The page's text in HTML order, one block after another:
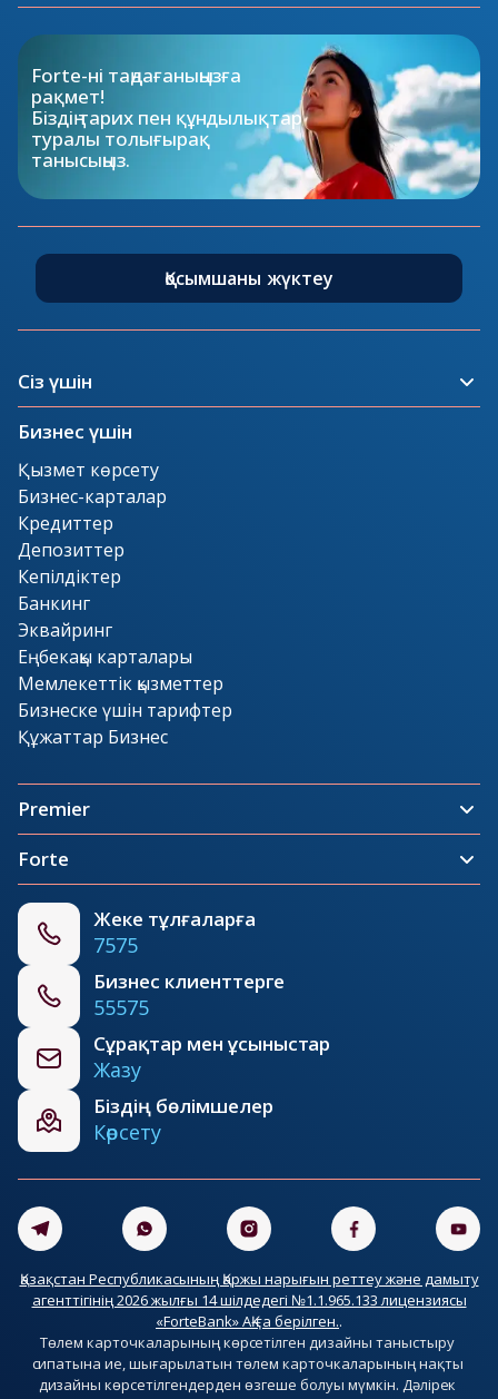
Forte-ні таңдағаныңызға
рақмет!
Біздің тарих пен құндылықтар
туралы толығырақ
танысыңыз.
Қосымшаны жүктеу
Жеке тұлғаларға
7575
Бизнес клиенттерге
55575
Сұрақтар мен ұсыныстар
Жазу
Біздің бөлімшелер
Көрсету
Сіз үшін
Бизнес үшін
Қызмет көрсету
Бизнес-карталар
Кредиттер
Депозиттер
Кепілдіктер
Банкинг
Эквайринг
Еңбекақы карталары
Мемлекеттік қызметтер
Бизнеске үшін тарифтер
Құжаттар Бизнес
Premier
Forte
Қазақстан Республикасының Қаржы нарығын реттеу және дамыту
агенттігінің 2026 жылғы 14 шілдедегі №1.1.965.133 лицензиясы
«ForteBank» АҚ-ға берілген..
Төлем карточкаларының көрсетілген дизайны таныстыру
сипатына ие, шығарылатын төлем карточкаларының нақты
дизайны көрсетілгендерден өзгеше болуы мүмкін. Дәлірек